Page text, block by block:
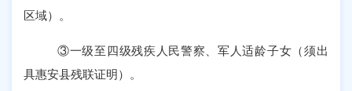
区域）。
③一级至四级残疾人民警察、军人适龄子女（须出
具惠安县残联证明）。